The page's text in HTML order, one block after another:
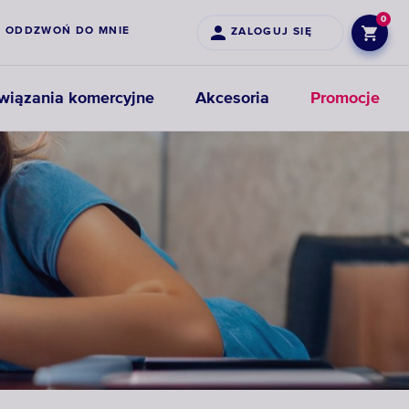
ODDZWOŃ DO MNIE ZALOGUJ SIĘ
0
WYBIERZ FILTR
NAKRANOWY
filtrów
wstępnych
FILTRUJACE
komercyjne Akcesoria Promocje